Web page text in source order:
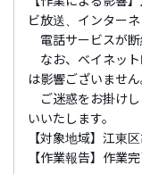
ビ放送、インターネ
電話サービスが断
なお、ベイネット
は影響ございません
ご迷惑をお掛けし
いいたします。
【対象地域】江東
【作業報告】作業